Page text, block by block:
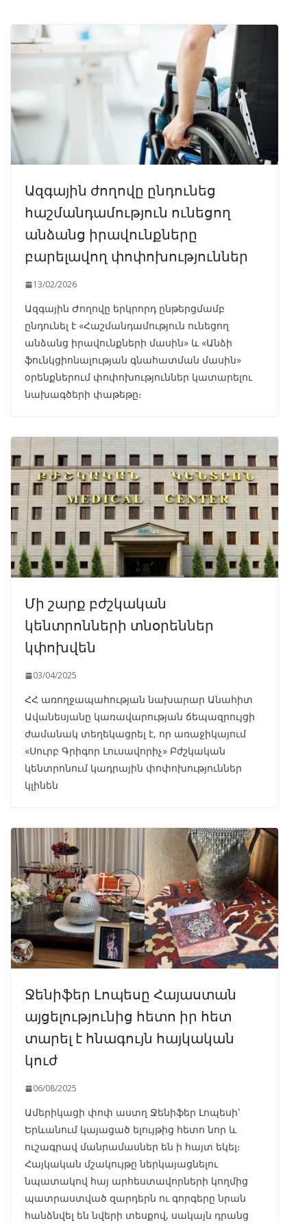
Ազգային ժողովը ընդունեց
հաշմանդամություն ունեցող
անձանց իրավունքները
բարելավող փոփոխություններ
13/02/2026
Ազգային Ժողովը երկրորդ ընթերցմամբ
ընդունել է «Հաշմանդամություն ունեցող
անձանց իրավունքների մասին» և «Անձի
ֆունկցիոնալության գնահատման մասին»
օրենքներում փոփոխություններ կատարելու
նախագծերի փաթեթը։
Մի շարք բժշկական
կենտրոնների տնօրեններ
կփոխվեն
03/04/2025
ՀՀ առողջապահության նախարար Անահիտ
Ավանեսյանը կառավարության ճեպազրույցի
ժամանակ տեղեկացրել է, որ առաջիկայում
«Սուրբ Գրիգոր Լուսավորիչ» Բժշկական
կենտրոնում կադրային փոփոխություններ
կլինեն
Ջենիֆեր Լոպեսը Հայաստան
այցելությունից հետո իր հետ
տարել է հնագույն հայկական
կուժ
06/08/2025
Ամերիկացի փոփ աստղ Ջենիֆեր Լոպեսի՝
Երևանում կայացած ելույթից հետո նոր և
ուշագրավ մանրամասներ են ի հայտ եկել։
Հայկական մշակույթը ներկայացնելու
նպատակով հայ արհեստավորների կողմից
պատրաստված զարդերն ու գորգերը նրան
հանձնվել են նվերի տեսքով, սակայն դրանց